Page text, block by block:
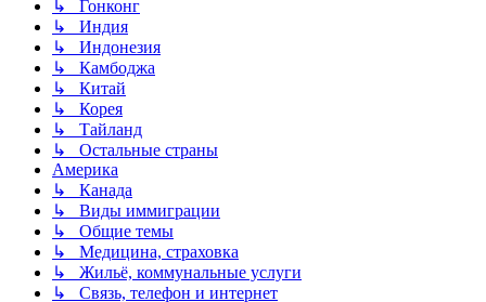
↳ Гонконг
↳ Индия
↳ Индонезия
↳ Камбоджа
↳ Китай
↳ Корея
↳ Тайланд
↳ Остальные страны
Америка
↳ Канада
↳ Виды иммиграции
↳ Общие темы
↳ Медицина, страховка
↳ Жильё, коммунальные услуги
↳ Связь, телефон и интернет